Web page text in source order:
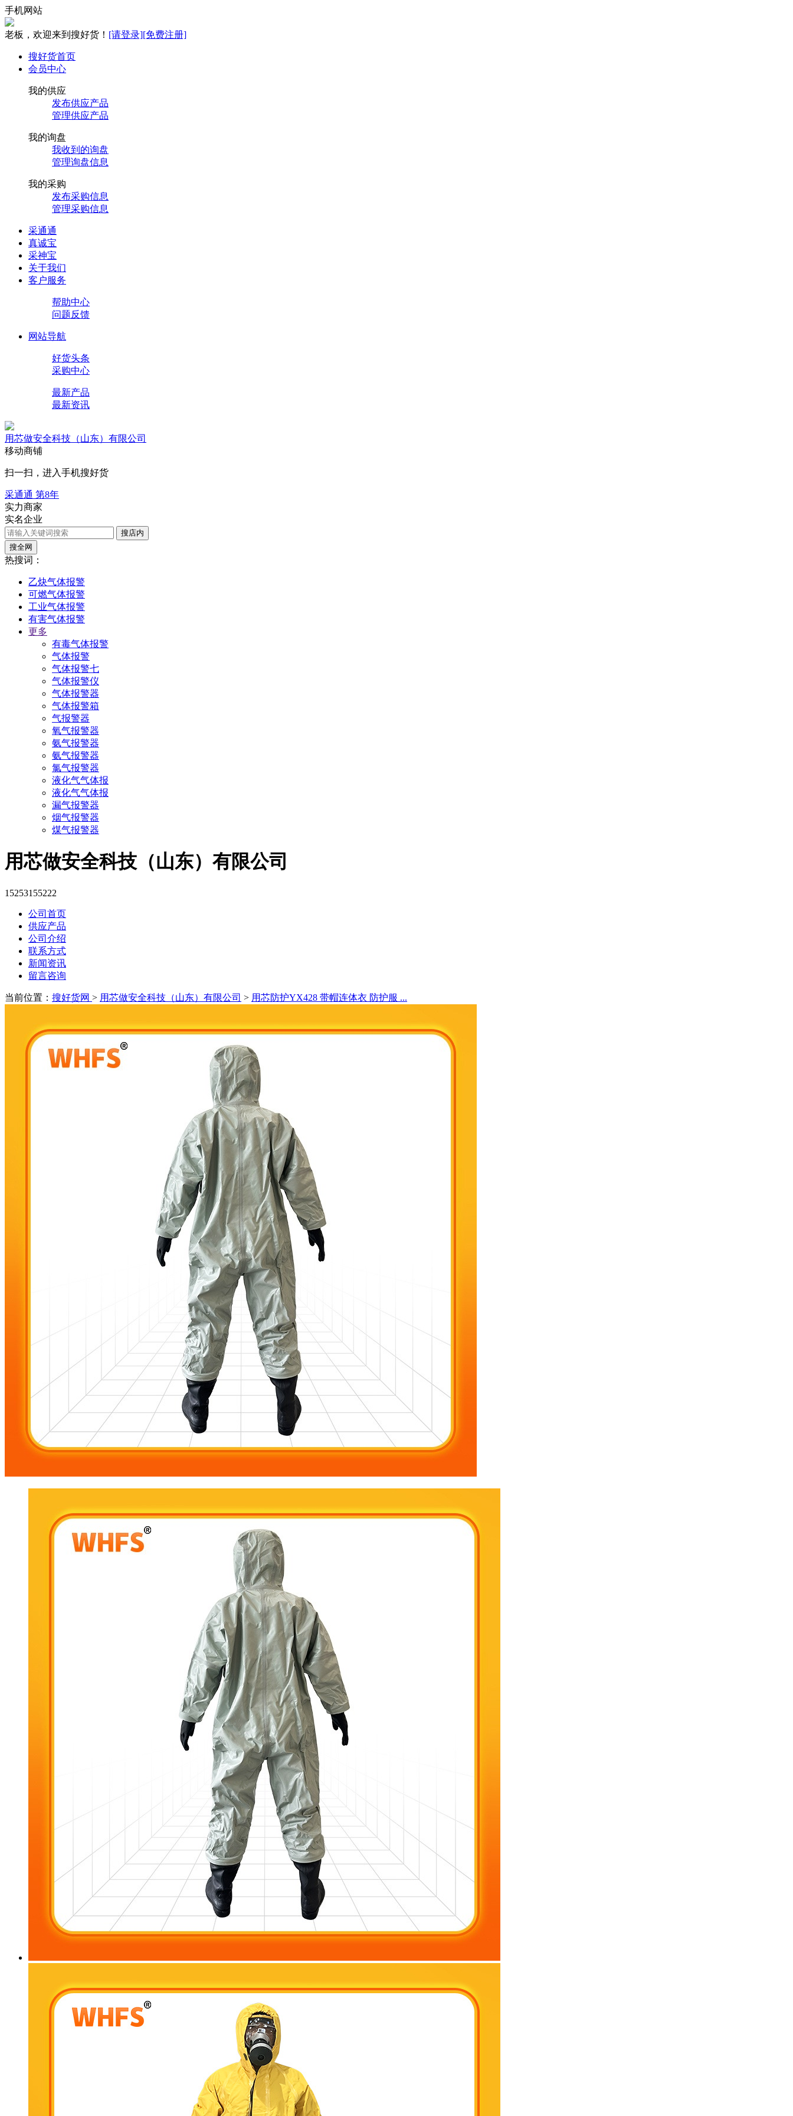
手机网站
老板，欢迎来到搜好货！ [请登录][免费注册]
搜好货首页
会员中心
我的供应
发布供应产品
管理供应产品
我的询盘
我收到的询盘
管理询盘信息
我的采购
发布采购信息
管理采购信息
采通通
真诚宝
采神宝
关于我们
客户服务
帮助中心
问题反馈
网站导航
好货头条
采购中心
最新产品
最新资讯
用芯做安全科技（山东）有限公司
移动商铺
扫一扫，进入手机搜好货
采通通 第8年
实力商家
实名企业
搜店内
搜全网
热搜词：
乙炔气体报警
可燃气体报警
工业气体报警
有害气体报警
更多
有毒气体报警
气体报警
气体报警七
气体报警仪
气体报警器
气体报警箱
气报警器
氧气报警器
氨气报警器
氨气报警器
氯气报警器
液化气气体报
液化气气体报
漏气报警器
烟气报警器
煤气报警器
用芯做安全科技（山东）有限公司
15253155222
公司首页
供应产品
公司介绍
联系方式
新闻资讯
留言咨询
当前位置： 搜好货网 > 用芯做安全科技（山东）有限公司 > 用芯防护YX428 带帽连体衣 防护服 ...